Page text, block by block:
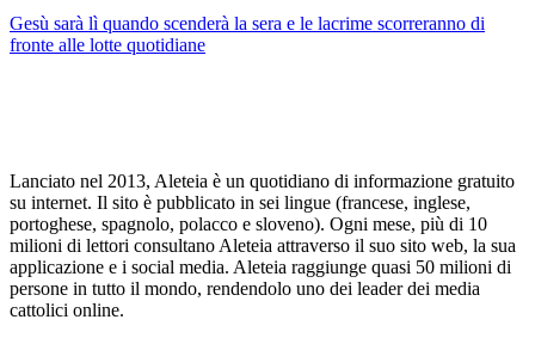
Gesù sarà lì quando scenderà la sera e le lacrime scorreranno di
fronte alle lotte quotidiane
Lanciato nel 2013, Aleteia è un quotidiano di informazione gratuito
su internet. Il sito è pubblicato in sei lingue (francese, inglese,
portoghese, spagnolo, polacco e sloveno). Ogni mese, più di 10
milioni di lettori consultano Aleteia attraverso il suo sito web, la sua
applicazione e i social media. Aleteia raggiunge quasi 50 milioni di
persone in tutto il mondo, rendendolo uno dei leader dei media
cattolici online.